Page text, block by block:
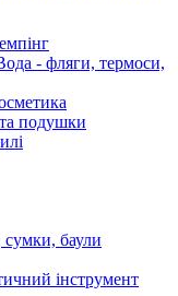
- фляги, термоси,
подушки
баули
інструмент